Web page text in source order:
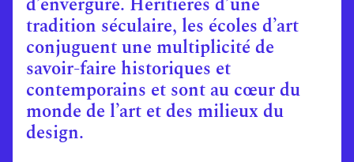
tradition séculaire, les écoles d’art
conjuguent une multiplicité de
savoir-faire historiques et
contemporains et sont au cœur du
monde de l’art et des milieux du
design.